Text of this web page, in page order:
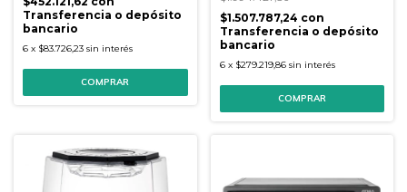
Transferencia o depósito
bancario
6 x $83.726,23 sin interés
$1.507.787,24 con
Transferencia o depósito
bancario
6 x $279.219,86 sin interés